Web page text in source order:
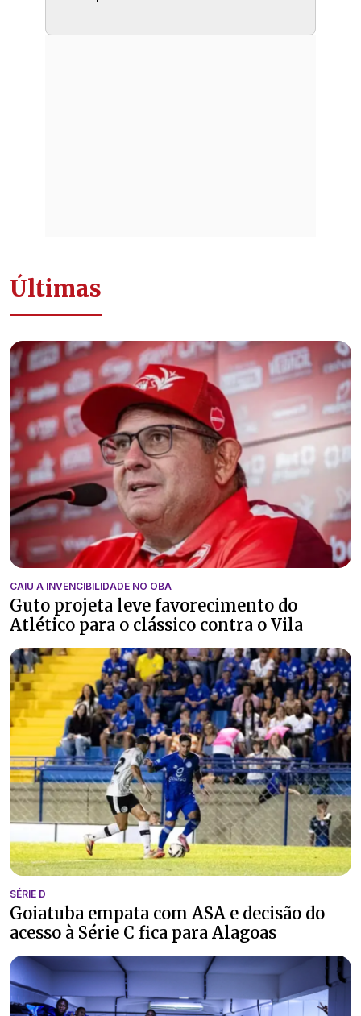
Últimas
CAIU A INVENCIBILIDADE NO OBA
Guto projeta leve favorecimento do
Atlético para o clássico contra o Vila
SÉRIE D
Goiatuba empata com ASA e decisão do
acesso à Série C fica para Alagoas